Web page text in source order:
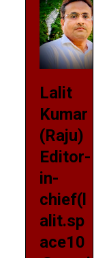
Lalit
Kumar
(Raju)
Editor-
in-
chief(l
alit.sp
ace10